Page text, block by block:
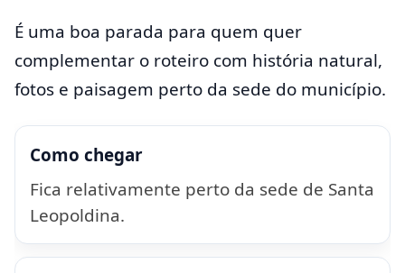
É uma boa parada para quem quer
complementar o roteiro com história natural,
fotos e paisagem perto da sede do município.
Como chegar
Fica relativamente perto da sede de Santa
Leopoldina.